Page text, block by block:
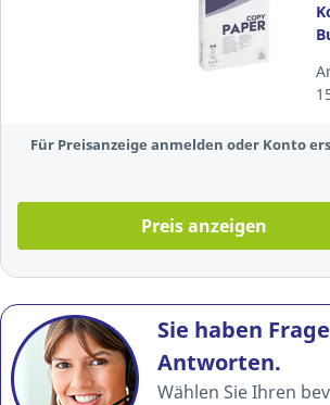
Für Preisanzeige anmelden oder Konto
Preis anzeigen
Sie haben
Antworten.
Wählen Sie Ihren